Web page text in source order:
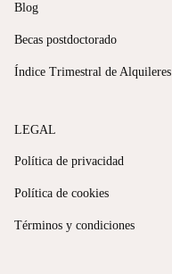
Blog
Becas postdoctorado
Índice Trimestral de Alquileres
LEGAL
Política de privacidad
Política de cookies
Términos y condiciones